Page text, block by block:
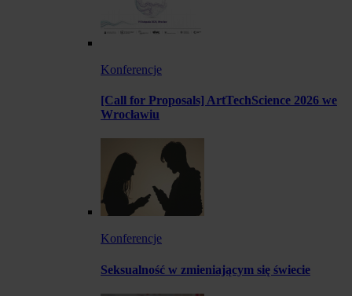
Konferencje
[Call for Proposals] ArtTechScience 2026 we
Wrocławiu
Konferencje
Seksualność w zmieniającym się świecie